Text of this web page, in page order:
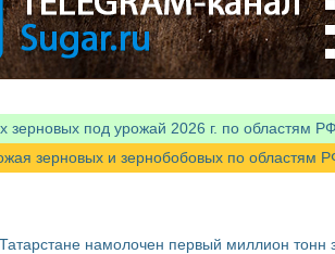
под урожай 2026 г. по областям
зерновых и зернобобовых по областям
намолочен первый миллион тонн